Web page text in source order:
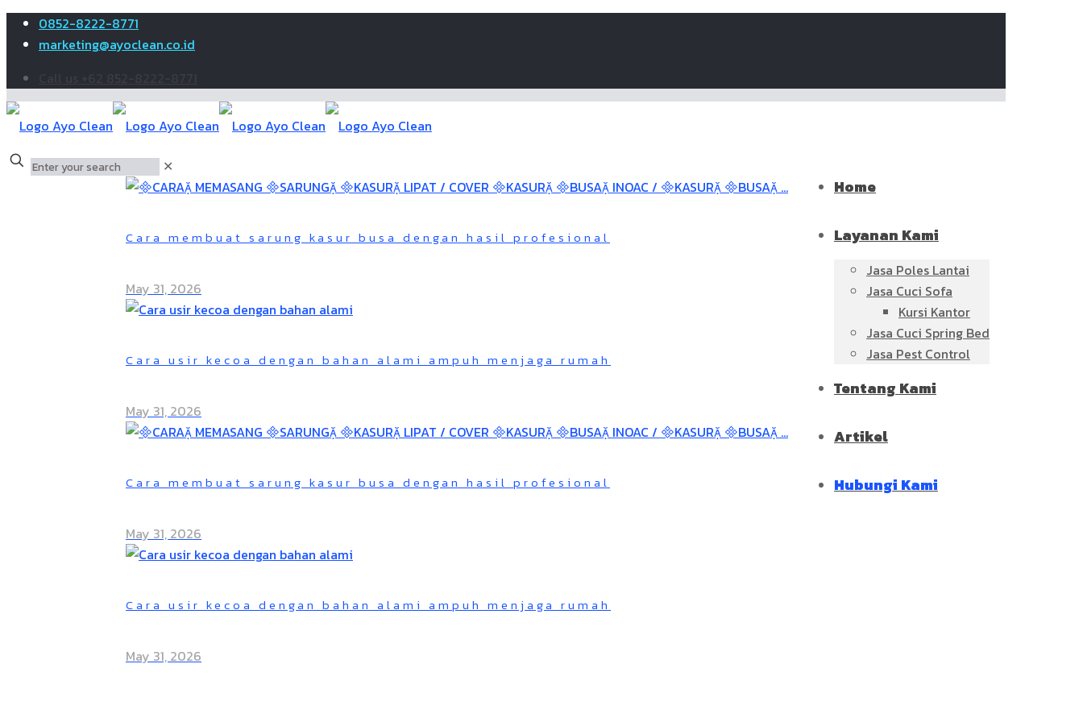
0852-8222-8771
marketing@ayoclean.co.id
Home
Layanan Kami
Jasa Poles Lantai
Jasa Cuci Sofa
Kursi Kantor
Jasa Cuci Spring Bed
Jasa Pest Control
Tentang Kami
Artikel
Hubungi Kami
✕
Cara membuat sarung kasur busa dengan hasil profesional
May 31, 2026
Cara usir kecoa dengan bahan alami ampuh menjaga rumah
May 31, 2026
Cara membuat sarung kasur busa dengan hasil profesional
May 31, 2026
Cara usir kecoa dengan bahan alami ampuh menjaga rumah
May 31, 2026